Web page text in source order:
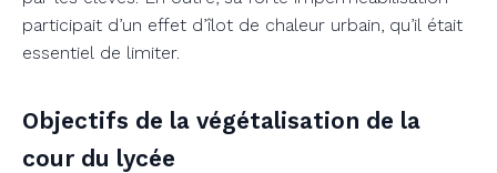
participait d’un effet d’îlot de chaleur urbain, qu’il était
essentiel de limiter.
Objectifs de la végétalisation de la
cour du lycée